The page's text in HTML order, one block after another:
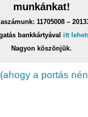
munkánkat!
11705008 –
bankkártyával itt
Nagyon köszönjük.
a portás